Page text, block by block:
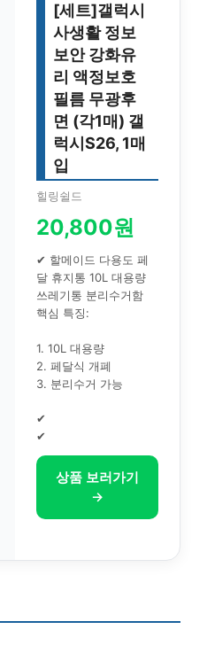
[세트]갤럭시
사생활 정보
보안 강화유
리 액정보호
필름 무광후
면 (각1매) 갤
럭시S26, 1매
입
힐링쉴드
20,800원
✔ 할메이드 다용도 페
달 휴지통 10L 대용량
쓰레기통 분리수거함
핵심 특징:
1. 10L 대용량
2. 페달식 개폐
3. 분리수거 가능
✔
✔
상품 보러가기
→